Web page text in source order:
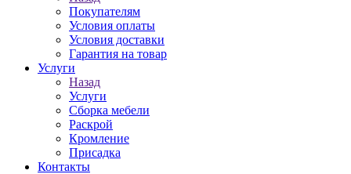
Покупателям
Условия оплаты
Условия доставки
Гарантия на товар
Услуги
Назад
Услуги
Сборка мебели
Раскрой
Кромление
Присадка
Контакты